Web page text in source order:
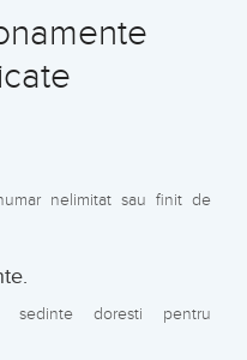
nelimitat sau finit de
doresti pentru